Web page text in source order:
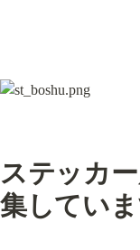
ステッカ
集していま